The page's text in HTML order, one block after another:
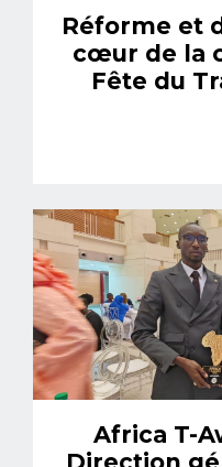
Réforme et
cœur de la
Fête du
Africa T-